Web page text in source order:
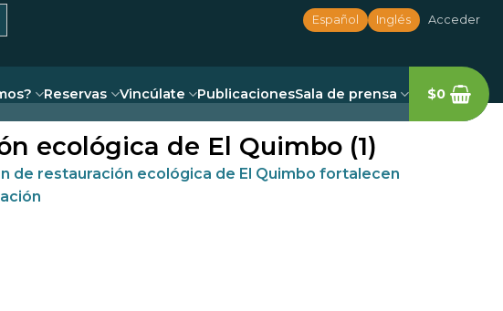
Español Inglés Acceder
Reservas Vincúlate PublicacionesSala de prensa $0
ecológica de El Quimbo (1)
de restauración ecológica de El Quimbo fortalecen